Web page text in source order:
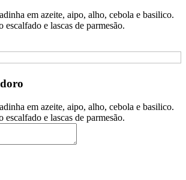
em azeite, aipo, alho, cebola e basilico.
e lascas de parmesão.
em azeite, aipo, alho, cebola e basilico.
e lascas de parmesão.